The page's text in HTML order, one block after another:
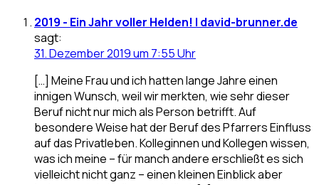
2019 - Ein Jahr voller Helden! | david-brunner.de
sagt:
31. Dezember 2019 um 7:55 Uhr
[…] Meine Frau und ich hatten lange Jahre einen
innigen Wunsch, weil wir merkten, wie sehr dieser
Beruf nicht nur mich als Person betrifft. Auf
besondere Weise hat der Beruf des Pfarrers Einfluss
auf das Privatleben. Kolleginnen und Kollegen wissen,
was ich meine – für manch andere erschließt es sich
vielleicht nicht ganz – einen kleinen Einblick aber